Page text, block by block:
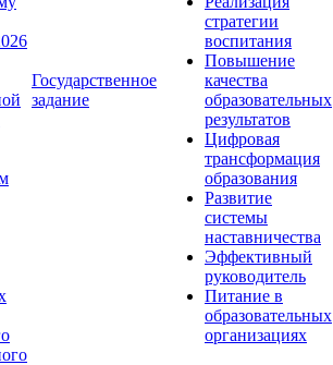
Государственное
задание
стратегии
воспитания
Повышение
качества
образовательных
результатов
Цифровая
трансформация
образования
Развитие
системы
наставничества
Эффективный
руководитель
Питание в
образовательных
организациях